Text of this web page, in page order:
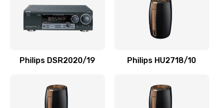
Ремонт микросхемы NFC
1100 руб.
Замена разъема наушников
Philips DSR2020/19 Philips HU2718/10